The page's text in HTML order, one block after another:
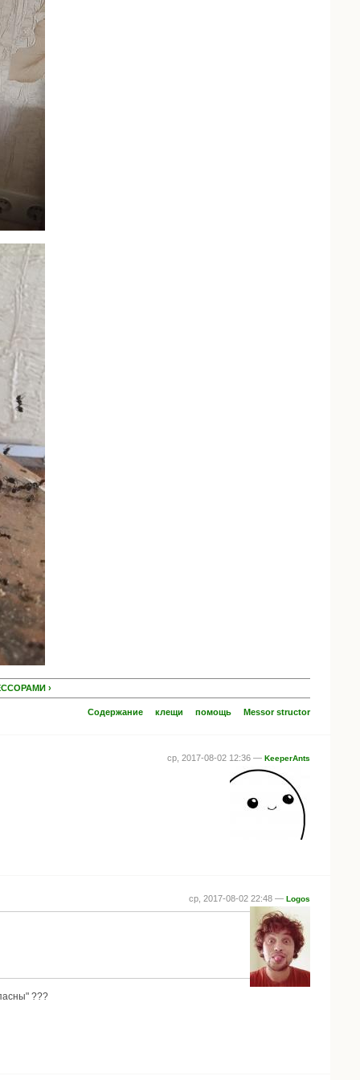
›
Содержание клещи помощь Messor structor
ср, 2017-08-02 12:36 — KeeperAnts
ср, 2017-08-02 22:48 — Logos
???